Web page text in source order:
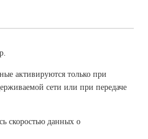
активируются только при
сети или при передаче
скоростью данных о